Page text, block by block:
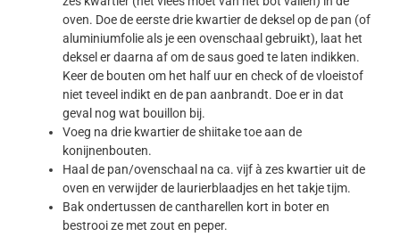
oven. Doe de eerste drie kwartier de deksel op de pan (of
aluminiumfolie als je een ovenschaal gebruikt), laat het
deksel er daarna af om de saus goed te laten indikken.
Keer de bouten om het half uur en check of de vloeistof
niet teveel indikt en de pan aanbrandt. Doe er in dat
geval nog wat bouillon bij.
Voeg na drie kwartier de shiitake toe aan de
konijnenbouten.
Haal de pan/ovenschaal na ca. vijf à zes kwartier uit de
oven en verwijder de laurierblaadjes en het takje tijm.
Bak ondertussen de cantharellen kort in boter en
bestrooi ze met zout en peper.